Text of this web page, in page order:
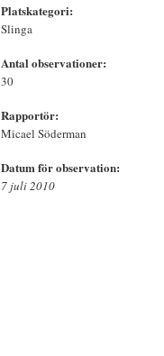
Platskategori:
Slinga
Antal observationer:
30
Rapportör:
Micael Söderman
Datum för observation:
7 juli 2010